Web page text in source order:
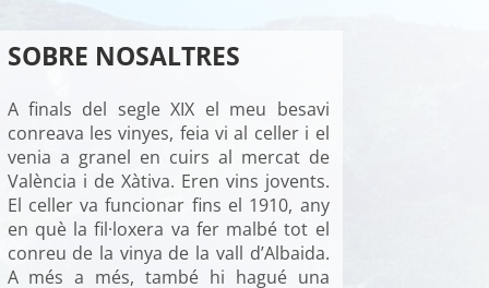
SOBRE NOSALTRES
A finals del segle XIX el meu besavi
conreava les vinyes, feia vi al celler i el
venia a granel en cuirs al mercat de
València i de Xàtiva. Eren vins jovents.
El celler va funcionar fins el 1910, any
en què la fil·loxera va fer malbé tot el
conreu de la vinya de la vall d’Albaida.
A més a més, també hi hagué una